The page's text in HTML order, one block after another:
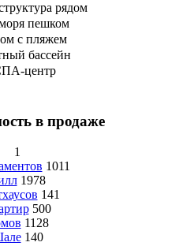
рядом
пешком
с пляжем
бассейн
центр
в продаже
1
1011
1978
141
500
1128
140